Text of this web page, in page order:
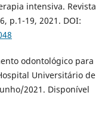
intensiva. Revista
p.1-19, 2021. DOI:
odontológico para
Universitário de
2021. Disponível